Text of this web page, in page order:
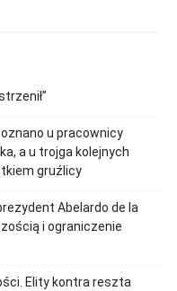
u pracownicy
a u trojga kolejnych
gruźlicy
Abelardo de la
i ograniczenie
Elity kontra reszta